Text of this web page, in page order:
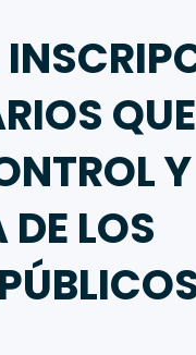
QUE
Y
LOS